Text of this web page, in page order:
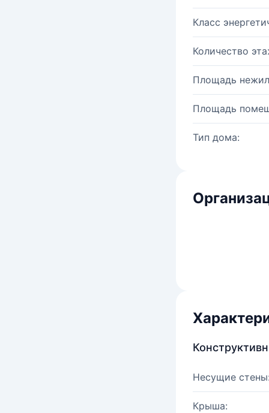
Класс
Количество
Площадь
Площадь
Тип дома:
Несущие
Крыша: